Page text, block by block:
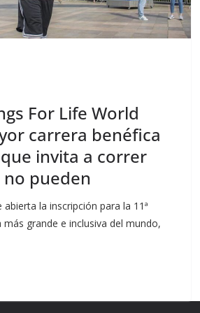
For Life World
carrera benéfica
invita a correr
pueden
la inscripción para la 11ª
grande e inclusiva del mundo,